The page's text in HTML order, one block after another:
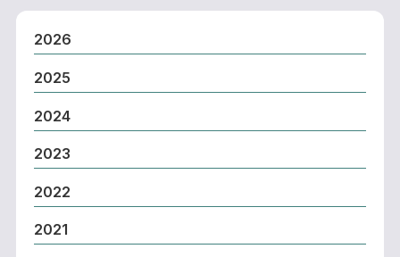
2026
2025
2024
2023
2022
2021